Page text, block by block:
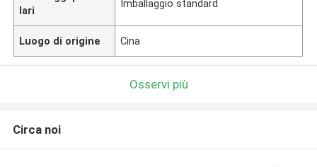
lari
Imballaggio standard
Luogo di origine Cina
Osservi più
Circa noi